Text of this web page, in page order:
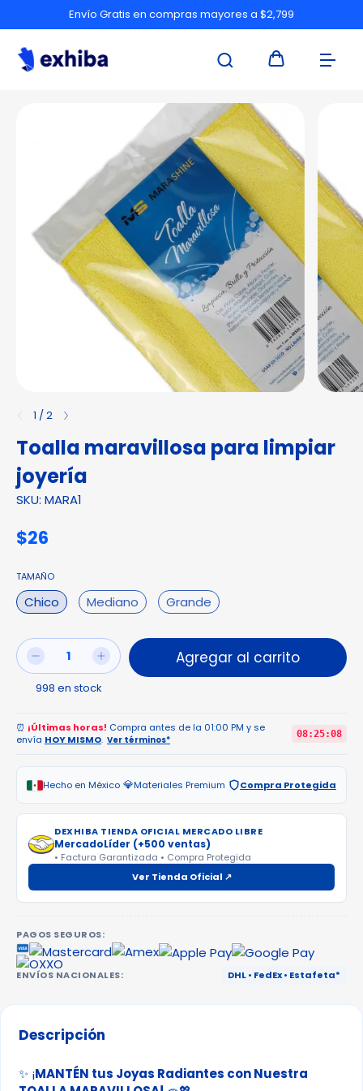
Envío Gratis en compras mayores a $2,799
1 / 2
Toalla maravillosa para limpiar
joyería
SKU: MARA1
$26
TAMAÑO
Chico Mediano Grande
998 en stock
⏰ ¡Últimas horas! Compra antes de la 01:00 PM y se
envía HOY MISMO. Ver términos* 08:25:08
Hecho en México 💎Materiales Premium Compra Protegida
DEXHIBA TIENDA OFICIAL MERCADO LIBRE
MercadoLíder (+500 ventas)
• Factura Garantizada • Compra Protegida
Ver Tienda Oficial ↗
PAGOS SEGUROS:
ENVÍOS NACIONALES: DHL • FedEx • Estafeta*
Descripción
✨ ¡MANTÉN tus Joyas Radiantes con Nuestra